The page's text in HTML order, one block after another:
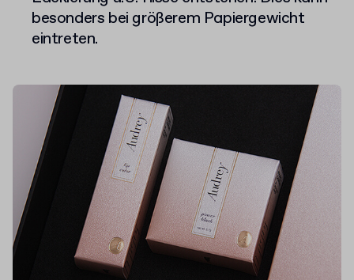
besonders bei größerem Papiergewicht
eintreten.